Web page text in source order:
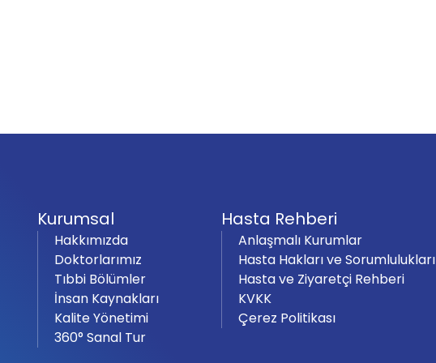
Kurumsal
Hakkımızda
Doktorlarımız
Tıbbi Bölümler
İnsan Kaynakları
Kalite Yönetimi
360° Sanal Tur
Hasta Rehberi
Anlaşmalı Kurumlar
Hasta Hakları ve Sorumlulukları
Hasta ve Ziyaretçi Rehberi
KVKK
Çerez Politikası